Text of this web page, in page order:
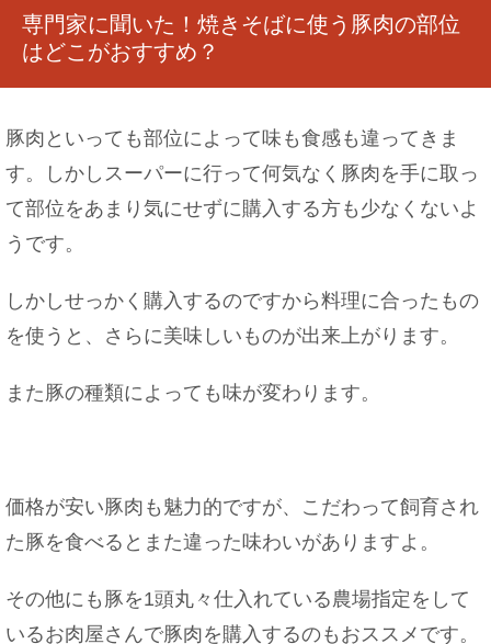
褒め言葉として女性に使える四字熟語をご紹介
好きな人が職場を辞めるときにできる対処法！恋
を実らせる方法
付き合う前に旅行をした場合部屋は○○取るように
しよう！
親指や小指を使ったポーズについて！意味や気を
つける事！
専門家に聞いた！焼きそばに使う豚肉の部位
はどこがおすすめ？
豚肉といっても部位によって味も食感も違ってきま
す。しかしスーパーに行って何気なく豚肉を手に取っ
て部位をあまり気にせずに購入する方も少なくないよ
うです。
しかしせっかく購入するのですから料理に合ったもの
を使うと、さらに美味しいものが出来上がります。
また豚の種類によっても味が変わります。
価格が安い豚肉も魅力的ですが、こだわって飼育され
た豚を食べるとまた違った味わいがありますよ。
その他にも豚を1頭丸々仕入れている農場指定をして
いるお肉屋さんで豚肉を購入するのもおススメです。